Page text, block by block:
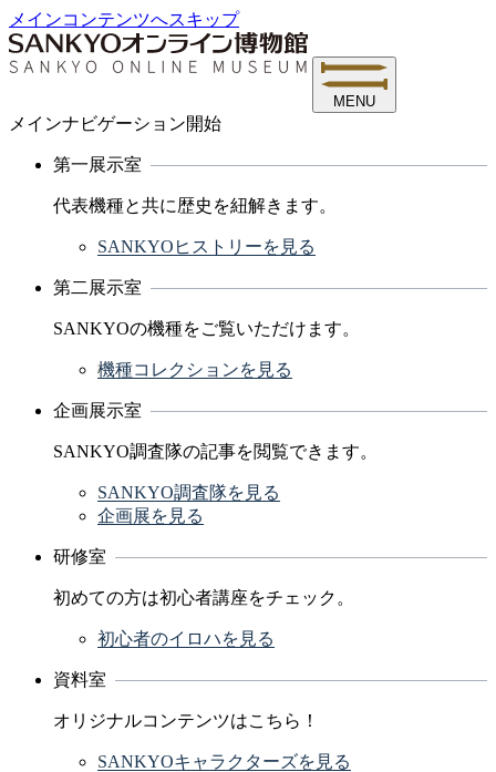
メインコンテンツへスキップ
MENU
メインナビゲーション開始
第一展示室
代表機種と共に歴史を紐解きます。
SANKYOヒストリーを見る
第二展示室
SANKYOの機種をご覧いただけます。
機種コレクションを見る
企画展示室
SANKYO調査隊の記事を閲覧できます。
SANKYO調査隊を見る
企画展を見る
研修室
初めての方は初心者講座をチェック。
初心者のイロハを見る
資料室
オリジナルコンテンツはこちら！
SANKYOキャラクターズを見る